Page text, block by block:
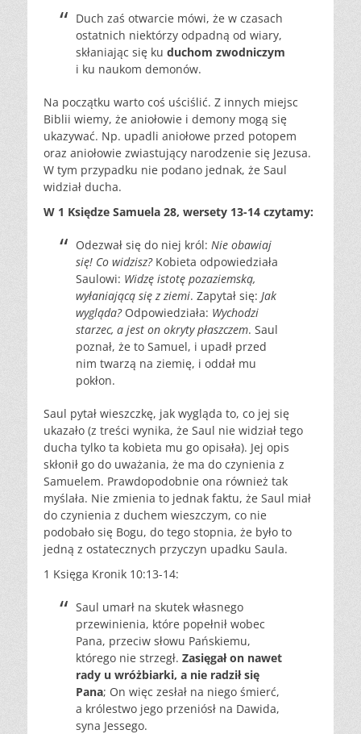
Duch zaś otwarcie mówi, że w czasach
ostatnich niektórzy odpadną od wiary,
skłaniając się ku duchom zwodniczym
i ku naukom demonów.
Na początku warto coś uściślić. Z innych miejsc
Biblii wiemy, że aniołowie i demony mogą się
ukazywać. Np. upadli aniołowe przed potopem
oraz aniołowie zwiastujący narodzenie się Jezusa.
W tym przypadku nie podano jednak, że Saul
widział ducha.
W 1 Księdze Samuela 28, wersety 13-14 czytamy:
Odezwał się do niej król: Nie obawiaj
się! Co widzisz?Kobieta odpowiedziała
Saulowi: Widzę istotę pozaziemską,
wyłaniającą się z ziemi. Zapytał się: Jak
wygląda?Odpowiedziała: Wychodzi
starzec, a jest on okryty płaszczem. Saul
poznał, że to Samuel, i upadł przed
nim twarzą na ziemię, i oddał mu
pokłon.
Saul pytał wieszczkę, jak wygląda to, co jej się
ukazało (z treści wynika, że Saul nie widział tego
ducha tylko ta kobieta mu go opisała). Jej opis
skłonił go do uważania, że ma do czynienia z
Samuelem. Prawdopodobnie ona również tak
myślała. Nie zmienia to jednak faktu, że Saul miał
do czynienia z duchem wieszczym, co nie
podobało się Bogu, do tego stopnia, że było to
jedną z ostatecznych przyczyn upadku Saula.
1 Księga Kronik 10:13-14:
Saul umarł na skutek własnego
przewinienia, które popełnił wobec
Pana, przeciw słowu Pańskiemu,
którego nie strzegł. Zasięgał on nawet
rady u wróżbiarki, a nie radził się
Pana; On więc zesłał na niego śmierć,
a królestwo jego przeniósł na Dawida,
syna Jessego.